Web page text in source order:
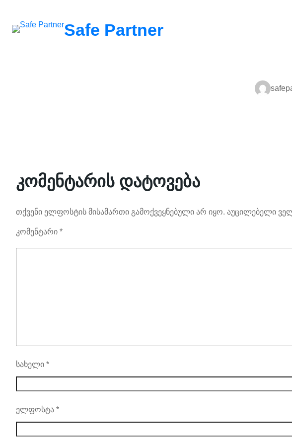
გადასვლა
Safe Partner
კომენტარის დატოვება
თქვენი ელფოსტის მისამართი გამოქვეყნებული არ იყო. აუცილებელი
კომენტარი *
სახელი *
ელფოსტა *